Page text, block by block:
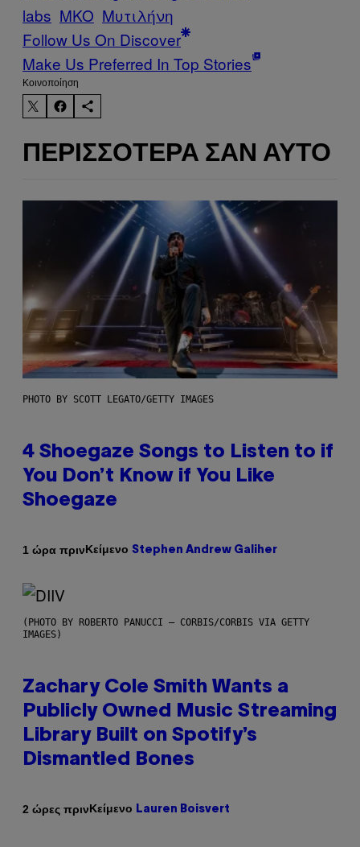
labs MKO Μυτιλήνη
Follow Us On Discover
Make Us Preferred In Top Stories
Kοινοποίηση
ΠΕΡΙΣΣΌΤΕΡΑ ΣΑΝ ΑΥΤΌ
PHOTO BY SCOTT LEGATO/GETTY IMAGES
4 Shoegaze Songs to Listen to if
You Don’t Know if You Like
Shoegaze
1 ώρα πρινΚείμενο Stephen Andrew Galiher
(PHOTO BY ROBERTO PANUCCI – CORBIS/CORBIS VIA GETTY
IMAGES)
Zachary Cole Smith Wants a
Publicly Owned Music Streaming
Library Built on Spotify’s
Dismantled Bones
2 ώρες πρινΚείμενο Lauren Boisvert